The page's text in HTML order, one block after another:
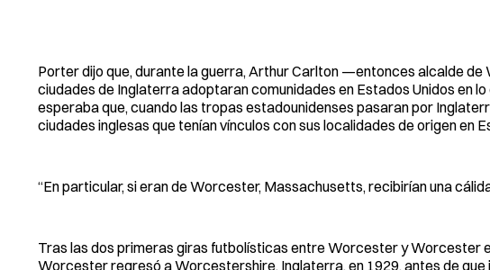
Porter dijo que, durante la guerra, Arthur Carlton —entonces alcalde
ciudades de Inglaterra adoptaran comunidades en Estados Unidos en
esperaba que, cuando las tropas estadounidenses pasaran por
ciudades inglesas que tenían vínculos con sus localidades de origen en
“En particular, si eran de Worcester, Massachusetts, recibirían una
Tras las dos primeras giras futbolísticas entre Worcester y Worcester
Worcester regresó a Worcestershire, Inglaterra, en 1929, antes de